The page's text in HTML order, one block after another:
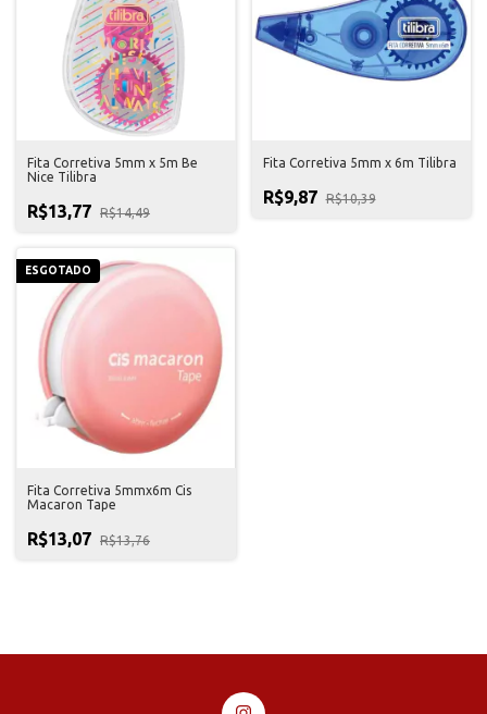
Fita Corretiva 5mm x 5m Be
Nice Tilibra
R$13,77 R$14,49
Fita Corretiva 5mm x 6m Tilibra
R$9,87 R$10,39
ESGOTADO
Fita Corretiva 5mmx6m Cis
Macaron Tape
R$13,07 R$13,76